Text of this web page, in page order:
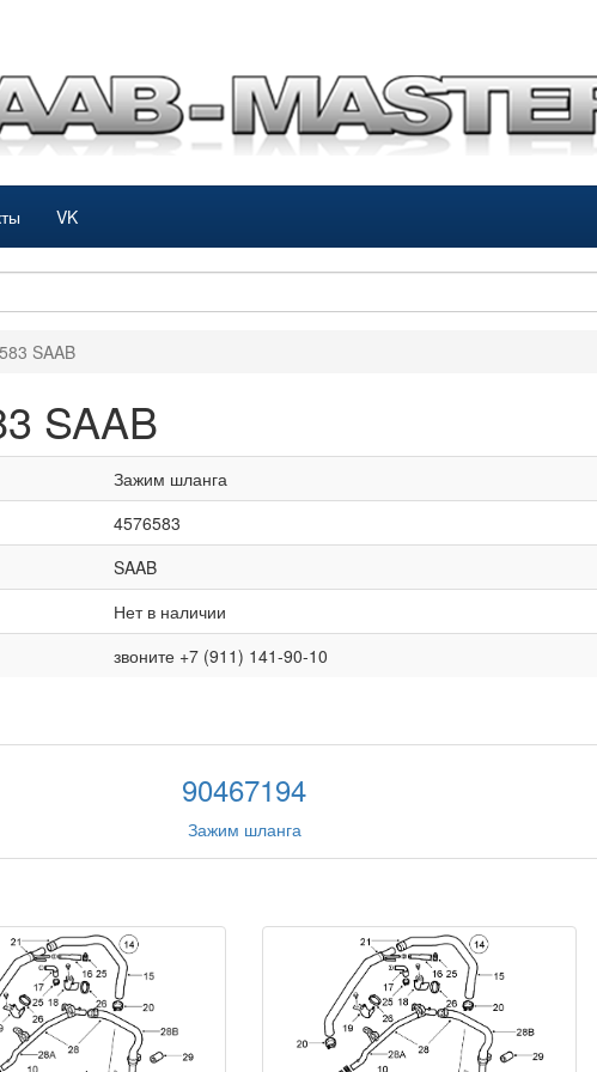
VK
SAAB
SAAB
Зажим шланга
4576583
SAAB
Нет в наличии
звоните +7 (911) 141-90-10
90467194
Зажим шланга